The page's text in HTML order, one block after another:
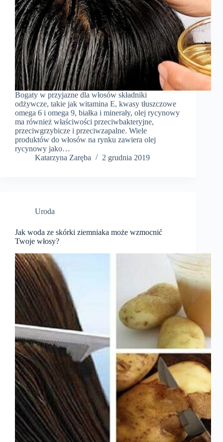
Bogaty w przyjazne dla włosów składniki
odżywcze, takie jak witamina E, kwasy tłuszczowe
omega 6 i omega 9, białka i minerały, olej rycynowy
ma również właściwości przeciwbakteryjne,
przeciwgrzybicze i przeciwzapalne. Wiele
produktów do włosów na rynku zawiera olej
rycynowy jako…
Katarzyna Zaręba
2 grudnia 2019
Uroda
Jak woda ze skórki ziemniaka może wzmocnić
Twoje włosy?